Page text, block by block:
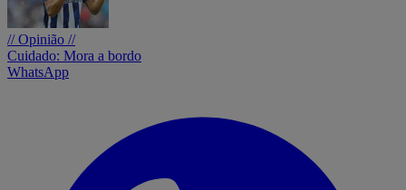
// Opinião //
Cuidado: Mora a bordo
WhatsApp